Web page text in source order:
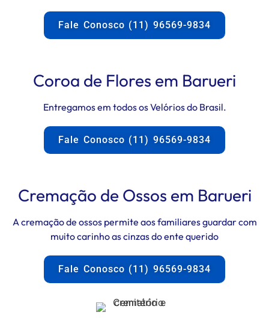
Fale Conosco (11) 96569-9834
Coroa de Flores em Barueri
Entregamos em todos os Velórios do Brasil.
Fale Conosco (11) 96569-9834
Cremação de Ossos em Barueri
A cremação de ossos permite aos familiares guardar com
muito carinho as cinzas do ente querido
Fale Conosco (11) 96569-9834